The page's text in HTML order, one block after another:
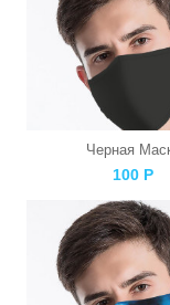
Черная
100 Р